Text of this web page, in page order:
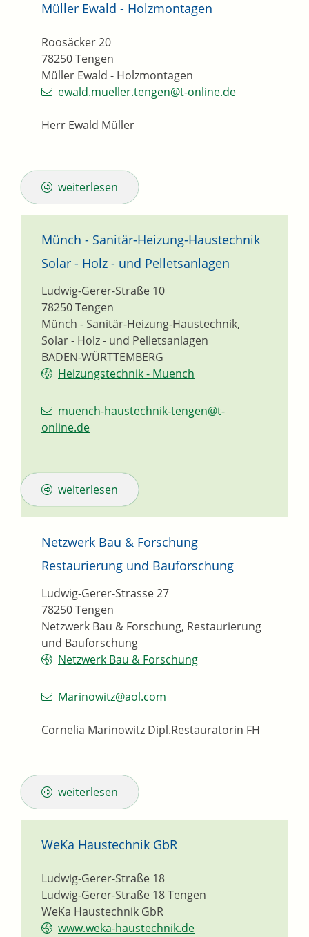
Müller Ewald - Holzmontagen
Müller Ewald - Holzmontagen
Roosäcker 20
78250Tengen
ewald.mueller.tengen@t-online.de
Herr Ewald Müller
weiterlesen
Münch - Sanitär-Heizung-Haustechnik
Solar - Holz - und Pelletsanlagen
Münch - Sanitär-Heizung-Haustechnik,
Solar - Holz - und Pelletsanlagen
Ludwig-Gerer-Straße 10
78250Tengen
BADEN-WÜRTTEMBERG
Heizungstechnik - Muench
muench-haustechnik-tengen@t-
online.de
weiterlesen
Netzwerk Bau & Forschung
Restaurierung und Bauforschung
Netzwerk Bau & Forschung, Restaurierung
und Bauforschung
Ludwig-Gerer-Strasse 27
78250Tengen
Netzwerk Bau & Forschung
Marinowitz@aol.com
Cornelia Marinowitz Dipl.Restauratorin FH
weiterlesen
WeKa Haustechnik GbR
WeKa Haustechnik GbR
Ludwig-Gerer-Straße 18
Ludwig-Gerer-Straße 18Tengen
www.weka-haustechnik.de